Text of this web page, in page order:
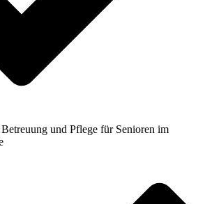
und Pflege für Senioren im